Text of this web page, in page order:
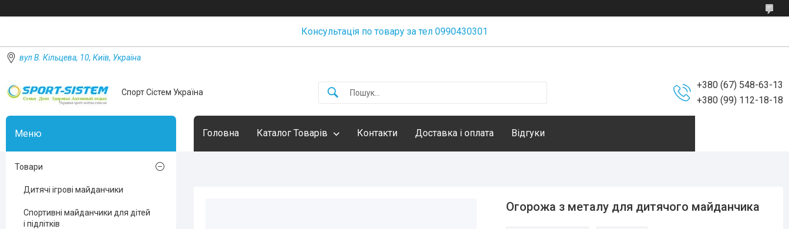
Консультація по товару за тел 0990430301
вул В. Кільцева, 10, Київ, Україна
Спорт Сістем Україна
+380 (67) 548-63-13
+380 (99) 112-18-18
Головна Каталог Товарів Контакти Доставка і оплата Відгуки
Огорожа з металу для дитячого майданчика
Товари
Дитячі ігрові майданчики
Спортивні майданчики для дітей
і підлітків